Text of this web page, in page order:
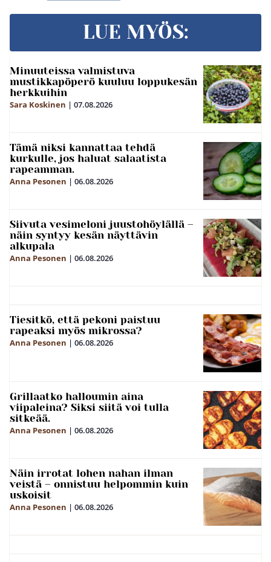
LUE MYÖS:
Minuuteissa valmistuva
mustikkapöperö kuuluu loppukesän
herkkuihin
Sara Koskinen | 07.08.2026
Tämä niksi kannattaa tehdä
kurkulle, jos haluat salaatista
rapeamman.
Anna Pesonen | 06.08.2026
Siivuta vesimeloni juustohöylällä –
näin syntyy kesän näyttävin
alkupala
Anna Pesonen | 06.08.2026
Tiesitkö, että pekoni paistuu
rapeaksi myös mikrossa?
Anna Pesonen | 06.08.2026
Grillaatko halloumin aina
viipaleina? Siksi siitä voi tulla
sitkeää.
Anna Pesonen | 06.08.2026
Näin irrotat lohen nahan ilman
veistä – onnistuu helpommin kuin
uskoisit
Anna Pesonen | 06.08.2026